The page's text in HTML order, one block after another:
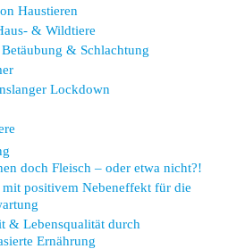
Haustieren
& Wildtiere
& Schlachtung
Lockdown
doch Fleisch – oder etwa nicht?!
mit positivem Nebeneffekt für die
& Lebensqualität durch
Ernährung